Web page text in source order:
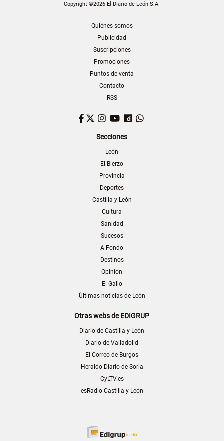
Copyright ©2026 El Diario de León S.A.
Quiénes somos
Publicidad
Suscripciones
Promociones
Puntos de venta
Contacto
RSS
Facebook
TwitterInstagram
YouTubeDailymotion
Secciones
León
El Bierzo
Provincia
Deportes
Castilla y León
Cultura
Sanidad
Sucesos
A Fondo
Destinos
Opinión
El Gallo
Últimas noticias de León
Otras webs de EDIGRUP
Diario de Castilla y León
Diario de Valladolid
El Correo de Burgos
Heraldo-Diario de Soria
CyLTV.es
esRadio Castilla y León